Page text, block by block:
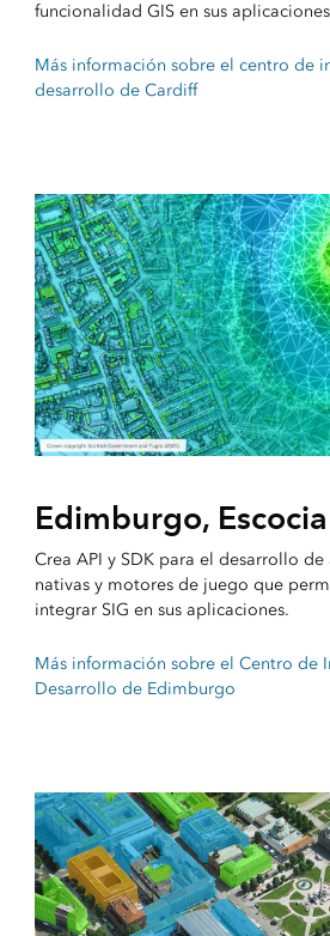
funcionalidad GIS en sus
Más información sobre el centro de
desarrollo de Cardiff
Edimburgo, Escocia
Crea API y SDK para el desarrollo
nativas y motores de juego que
integrar SIG en sus aplicaciones.
Más información sobre el Centro de
Desarrollo de Edimburgo